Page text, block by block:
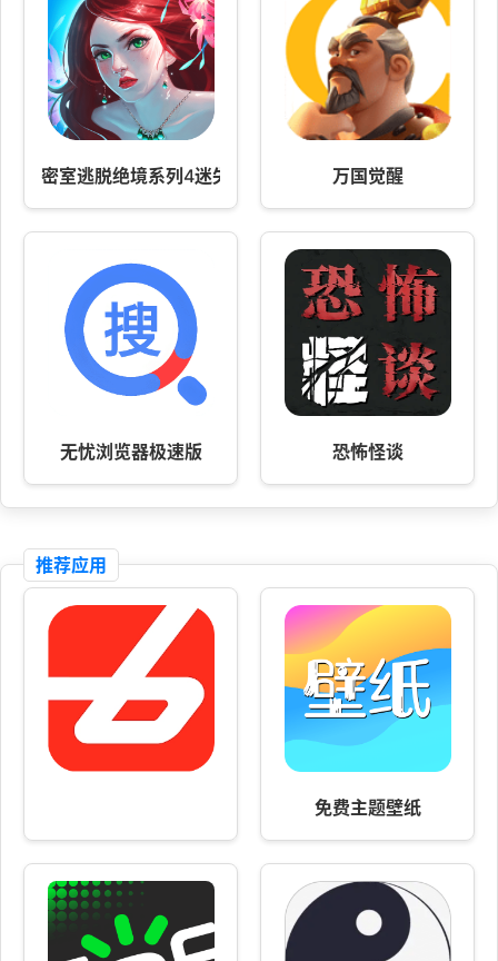
密室逃脱绝境系列4迷失森林 万国觉醒
无忧浏览器极速版 恐怖怪谈
推荐应用
免费主题壁纸